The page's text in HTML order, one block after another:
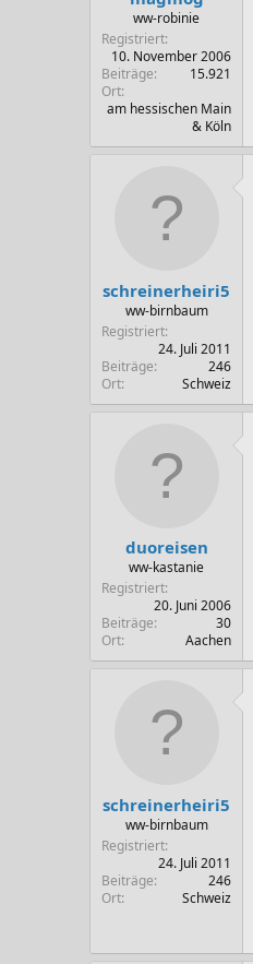
ww-robinie
Registriert
10. November 2006
Beiträge
15.921
Ort
am hessischen Main
& Köln
schreinerheiri5
ww-birnbaum
Registriert
24. Juli 2011
Beiträge
246
Ort
Schweiz
duoreisen
ww-kastanie
Registriert
20. Juni 2006
Beiträge
30
Ort
Aachen
schreinerheiri5
ww-birnbaum
Registriert
24. Juli 2011
Beiträge
246
Ort
Schweiz